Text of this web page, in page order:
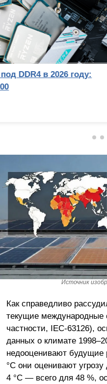
Обзор
V: эволюция с
Источник
Как справедливо
текущие международные
частности, IEC-63126),
данных о климате
недооценивают будущие
°C они оценивают
4 °C — всего для 48 %,